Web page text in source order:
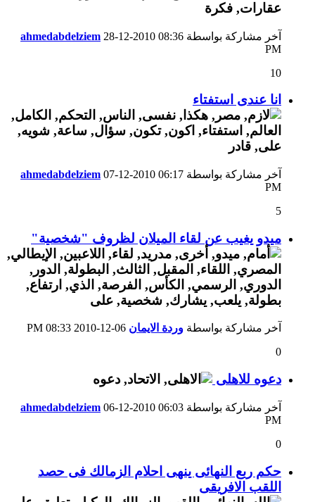
آخر مشاركة بواسطة ahmedabdelziem 28-12-2010 08:36
PM
10
انا عندى استفتاء
آخر مشاركة بواسطة ahmedabdelziem 07-12-2010 06:17
PM
5
ميدو يغيب عن لقاء الميلان لظروف "شخصية"
آخر مشاركة بواسطة وردة الايمان
08:33 PM
0
دعوه للاهلى
آخر مشاركة بواسطة ahmedabdelziem 06-12-2010 06:03
PM
0
حكم ربع النهائى ينهى احلام الزمالك فى حصد
اللقب الافريقى